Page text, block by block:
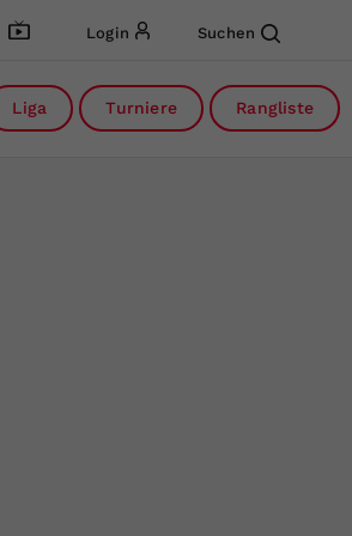
Login Suchen
Liga Turniere Rangliste